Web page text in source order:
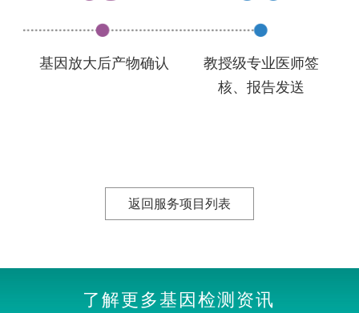
基因放大后产物确认
教授级专业医师签
核、报告发送
返回服务项目列表
了解更多基因检测资讯